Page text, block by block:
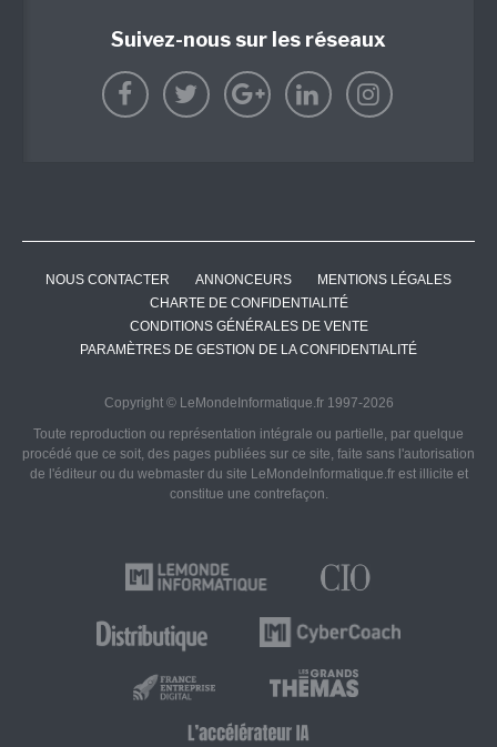
Suivez-nous sur les réseaux
NOUS CONTACTER ANNONCEURS
MENTIONS LÉGALES
CHARTE DE CONFIDENTIALITÉ
CONDITIONS GÉNÉRALES DE VENTE
PARAMÈTRES DE GESTION DE LA CONFIDENTIALITÉ
Copyright © LeMondeInformatique.fr 1997-2026
Toute reproduction ou représentation intégrale ou partielle, par quelque
procédé que ce soit, des pages publiées sur ce site, faite sans l'autorisation
de l'éditeur ou du webmaster du site LeMondeInformatique.fr est illicite et
constitue une contrefaçon.